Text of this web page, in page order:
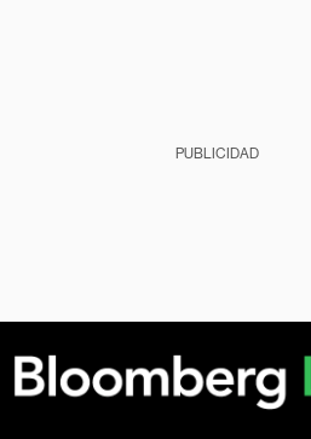
PUBLICIDAD